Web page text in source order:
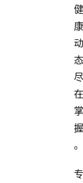
健
康
动
态
尽
在
掌
握
。
专